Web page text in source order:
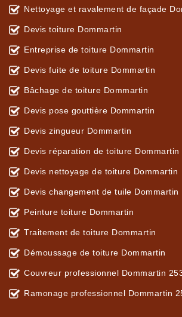
Nettoyage et ravalement de façade
Devis toiture Dommartin
Entreprise de toiture Dommartin
Devis fuite de toiture Dommartin
Bâchage de toiture Dommartin
Devis pose gouttière Dommartin
Devis zingueur Dommartin
Devis réparation de toiture Dommartin
Devis nettoyage de toiture Dommartin
Devis changement de tuile Dommartin
Peinture toiture Dommartin
Traitement de toiture Dommartin
Démoussage de toiture Dommartin
Couvreur professionnel Dommartin
Ramonage professionnel Dommartin